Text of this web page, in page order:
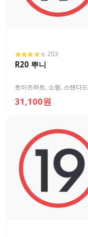
203
R20 뿌니
토이즈하트, 소형, 스탠다드
31,100원